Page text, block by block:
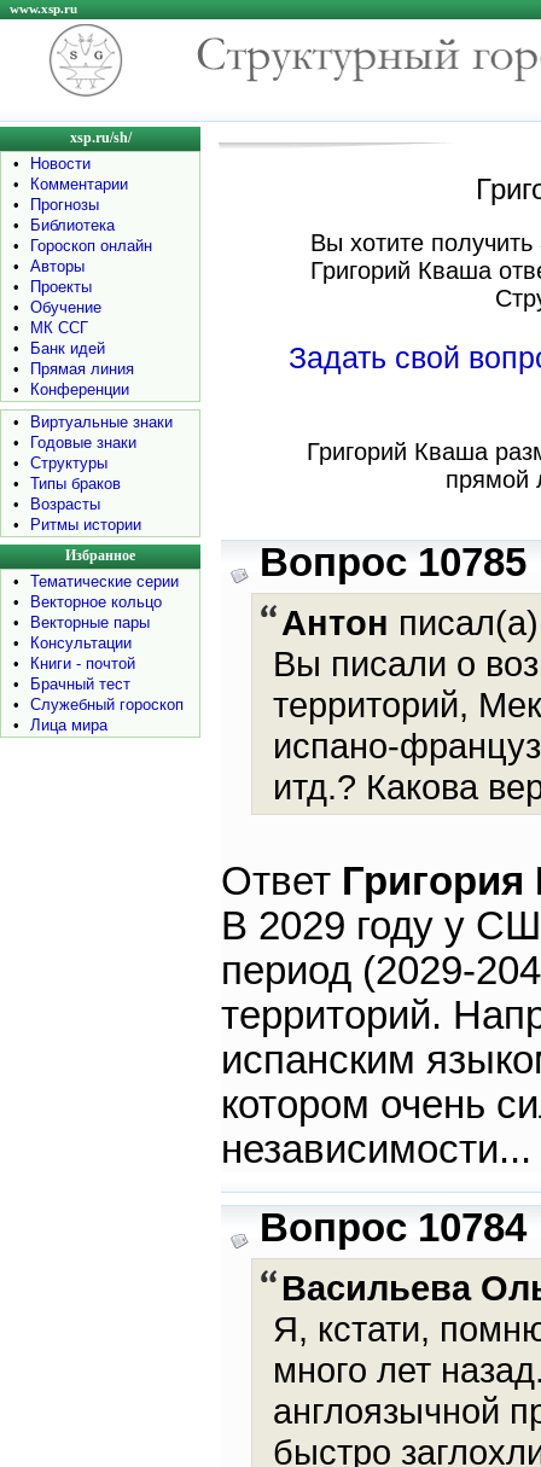
www.xsp.ru
xsp.ru/sh/
•
Новости
•
Комментарии
•
Прогнозы
•
Библиотека
•
Гороскоп онлайн
•
Авторы
•
Проекты
•
Обучение
•
МК ССГ
•
Банк идей
•
Прямая линия
•
Конференции
•
Виртуальные знаки
•
Годовые знаки
•
Структуры
•
Типы браков
•
Возрасты
•
Ритмы истории
Избранное
•
Тематические серии
•
Векторное кольцо
•
Векторные пары
•
Консультации
•
Книги - почтой
•
Брачный тест
•
Служебный гороскоп
•
Лица мира
Вы хотите
Григорий Кваша
Задать свой
Григорий Кваша
прямой
Вопрос 10785
Антон
Вы писали о
территорий,
испано-
итд.? Какова
Ответ
В 2029 году у
период (2029-
территорий.
испанским
котором очень
Вопрос 10784
Васильева
Я, кстати,
много лет
англоязычной
быстро